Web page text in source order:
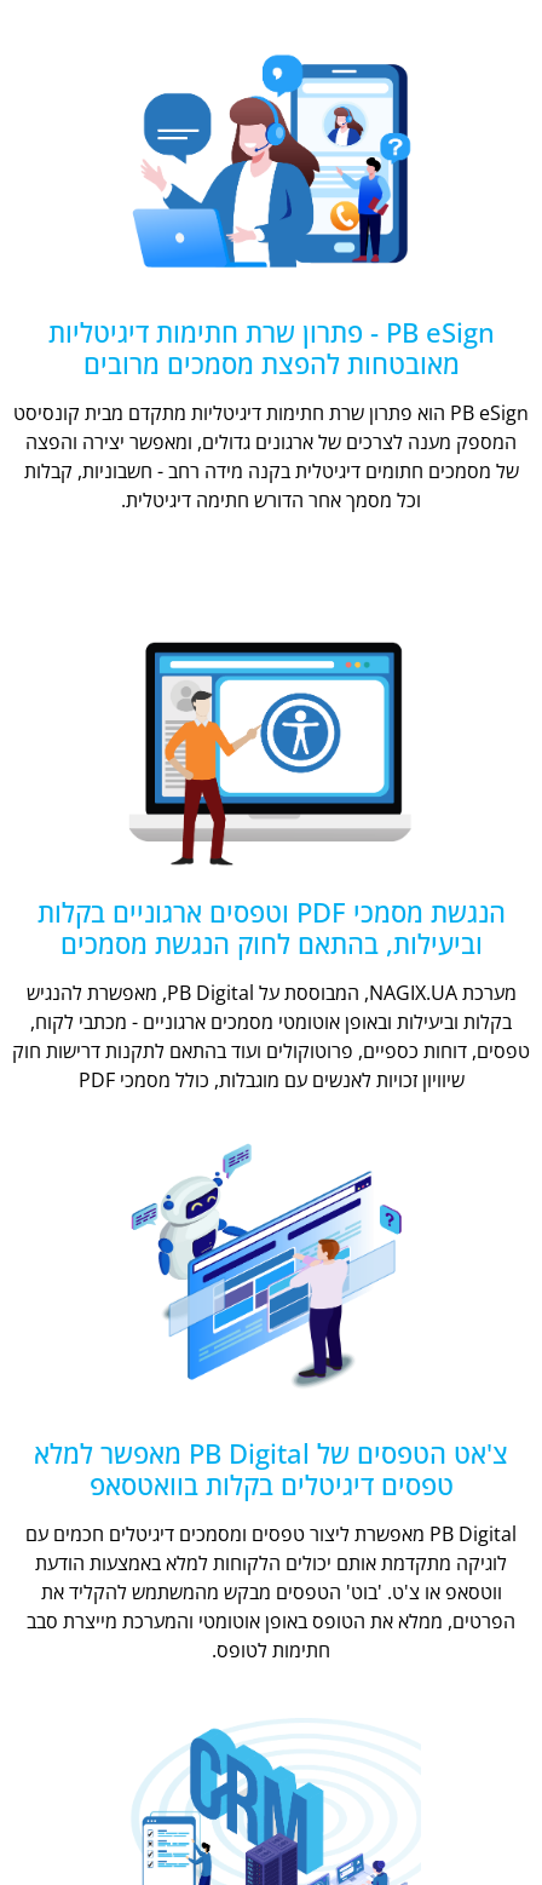
PB eSign - פתרון שרת חתימות דיגיטליות
מאובטחות להפצת מסמכים מרובים
PB eSign הוא פתרון שרת חתימות דיגיטליות מתקדם מבית קונסיסט
המספק מענה לצרכים של ארגונים גדולים, ומאפשר יצירה והפצה
של מסמכים חתומים דיגיטלית בקנה מידה רחב - חשבוניות, קבלות
וכל מסמך אחר הדורש חתימה דיגיטלית.
הנגשת מסמכי PDF וטפסים ארגוניים בקלות
וביעילות, בהתאם לחוק הנגשת מסמכים
מערכת NAGIX.UA, המבוססת על PB Digital, מאפשרת להנגיש
בקלות וביעילות ובאופן אוטומטי מסמכים ארגוניים - מכתבי לקוח,
טפסים, דוחות כספיים, פרוטוקולים ועוד בהתאם לתקנות דרישות חוק
שיוויון זכויות לאנשים עם מוגבלות, כולל מסמכי PDF
צ'אט הטפסים של PB Digital מאפשר למלא
טפסים דיגיטלים בקלות בוואטסאפ
PB Digital מאפשרת ליצור טפסים ומסמכים דיגיטלים חכמים עם
לוגיקה מתקדמת אותם יכולים הלקוחות למלא באמצעות הודעת
ווטסאפ או צ'ט. 'בוט' הטפסים מבקש מהמשתמש להקליד את
הפרטים, ממלא את הטופס באופן אוטומטי והמערכת מייצרת סבב
חתימות לטופס.